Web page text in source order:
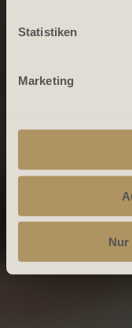
Statistiken
Marketing
Nur